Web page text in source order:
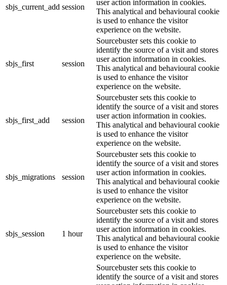
sbjs_current_add session
user action information in cookies.
This analytical and behavioural cookie
is used to enhance the visitor
experience on the website.
sbjs_first session
Sourcebuster sets this cookie to
identify the source of a visit and stores
user action information in cookies.
This analytical and behavioural cookie
is used to enhance the visitor
experience on the website.
sbjs_first_add session
Sourcebuster sets this cookie to
identify the source of a visit and stores
user action information in cookies.
This analytical and behavioural cookie
is used to enhance the visitor
experience on the website.
sbjs_migrations session
Sourcebuster sets this cookie to
identify the source of a visit and stores
user action information in cookies.
This analytical and behavioural cookie
is used to enhance the visitor
experience on the website.
sbjs_session 1 hour
Sourcebuster sets this cookie to
identify the source of a visit and stores
user action information in cookies.
This analytical and behavioural cookie
is used to enhance the visitor
experience on the website.
Sourcebuster sets this cookie to
identify the source of a visit and stores